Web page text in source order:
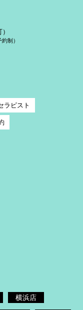
制）
ラピスト
横浜店